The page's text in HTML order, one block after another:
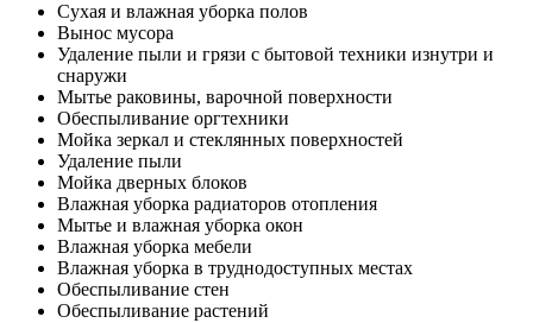
Сухая и влажная уборка полов
Вынос мусора
Удаление пыли и грязи с бытовой техники изнутри и
снаружи
Мытье раковины, варочной поверхности
Обеспыливание оргтехники
Мойка зеркал и стеклянных поверхностей
Удаление пыли
Мойка дверных блоков
Влажная уборка радиаторов отопления
Мытье и влажная уборка окон
Влажная уборка мебели
Влажная уборка в труднодоступных местах
Обеспыливание стен
Обеспыливание растений